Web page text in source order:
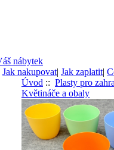
Jak nakupovat| Jak zaplatit|
Úvod :: Plasty pro
Květináče a obaly